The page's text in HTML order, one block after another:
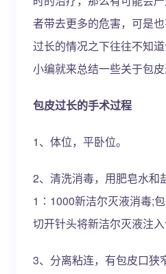
者带去更多的危害，可是
过长的情况之下往往不知
小编就来总结一些关于包
包皮过长的手术过程
1、体位，平卧位。
2、清洗消毒，用肥皂水和
1∶1000新洁尔灭液消毒;
切开针头将新洁尔灭液注入
3、分离粘连，有包皮口狭